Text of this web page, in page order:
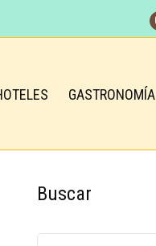
GASTRONOMÍA
Buscar